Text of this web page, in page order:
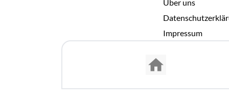
Über uns
Impressum